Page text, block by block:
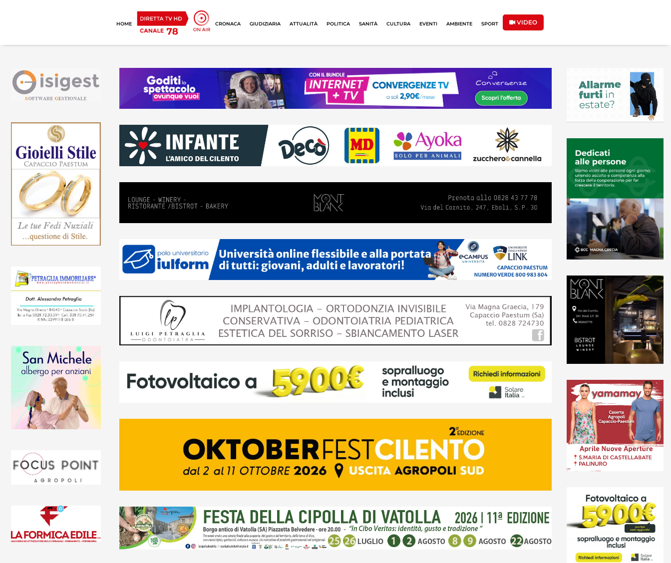
HOME CRONACA GIUDIZIARIA ATTUALITÀ POLITICA SANITÀ CULTURA EVENTI AMBIENTE SPORT VIDEO